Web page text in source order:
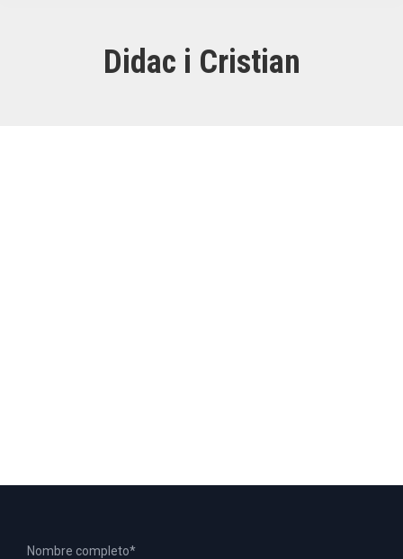
Didac i Cristian
Nombre completo*